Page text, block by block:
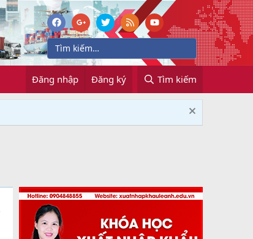
Đăng nhập Đăng ký Tìm kiếm